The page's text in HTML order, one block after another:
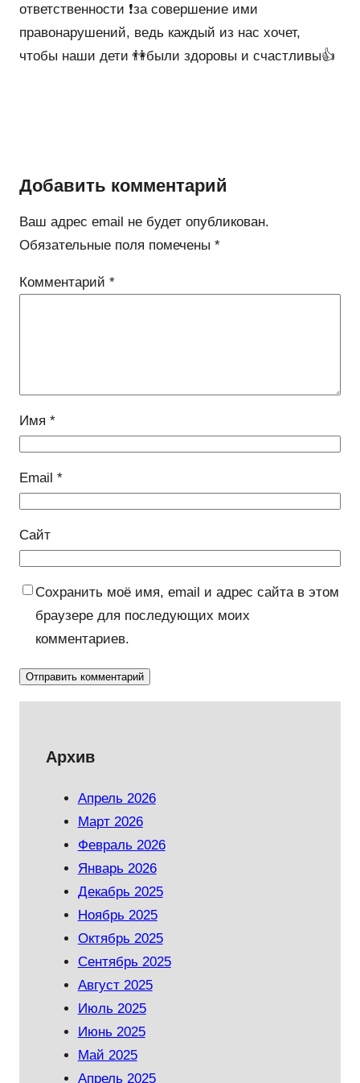
ответственности ❗️за совершение ими
правонарушений, ведь каждый из нас хочет,
чтобы наши дети 👫были здоровы и счастливы👍
Добавить комментарий
Ваш адрес email не будет опубликован.
Обязательные поля помечены *
Комментарий *
Имя *
Email *
Сайт
Сохранить моё имя, email и адрес сайта в этом
браузере для последующих моих
комментариев.
Архив
Апрель 2026
Март 2026
Февраль 2026
Январь 2026
Декабрь 2025
Ноябрь 2025
Октябрь 2025
Сентябрь 2025
Август 2025
Июль 2025
Июнь 2025
Май 2025
Апрель 2025